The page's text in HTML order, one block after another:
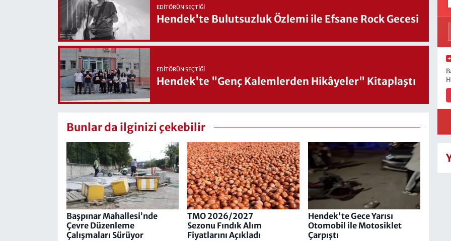
EDITÖRÜN SEÇTIĞI
Hendek'te Bulutsuzluk Özlemi ile Efsane Rock Gecesi
EDITÖRÜN SEÇTIĞI
Hendek'te "Genç Kalemlerden Hikâyeler" Kitaplaştı
Bunlar da ilginizi çekebilir
Başpınar Mahallesi’nde
Çevre Düzenleme
Çalışmaları Sürüyor
TMO 2026/2027
Sezonu Fındık Alım
Fiyatlarını Açıkladı
Hendek'te Gece Yarısı
Otomobil ile Motosiklet
Çarpıştı